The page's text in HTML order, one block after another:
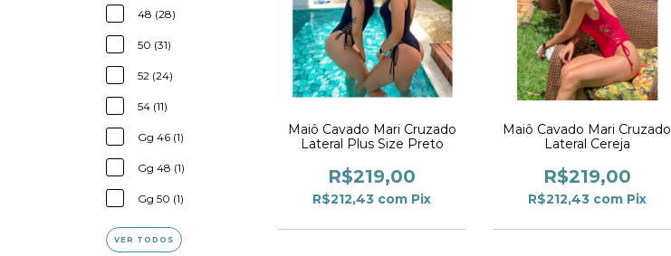
48 (28)
50 (31)
52 (24)
54 (11)
Gg 46 (1)
Gg 48 (1)
Gg 50 (1)
VER TODOS
Maiô Cavado Mari Cruzado
Lateral Plus Size Preto
R$219,00
R$212,43 com Pix
Maiô Cavado Mari Cruzado
Lateral Cereja
R$219,00
R$212,43 com Pix